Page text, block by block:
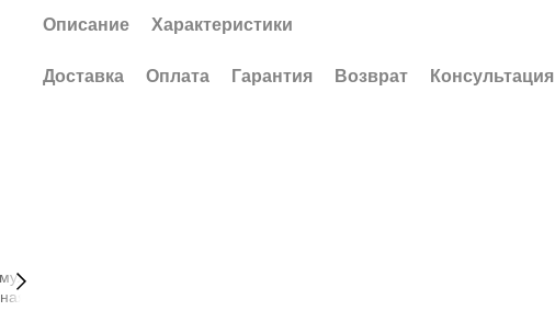
Описание Характеристики
Доставка Оплата Гарантия Возврат Консультация